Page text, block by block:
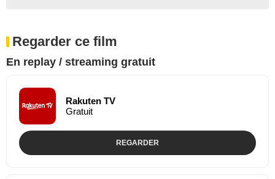
Regarder ce film
En replay / streaming gratuit
Rakuten TV
Gratuit
REGARDER